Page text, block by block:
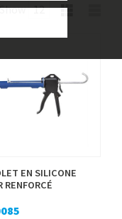
Show
EN SILICONE
RENFORCÉ